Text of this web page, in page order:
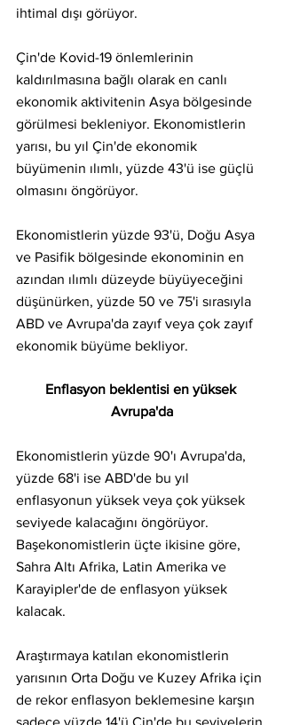
ihtimal dışı görüyor.
Çin'de Kovid-19 önlemlerinin
kaldırılmasına bağlı olarak en canlı
ekonomik aktivitenin Asya bölgesinde
görülmesi bekleniyor. Ekonomistlerin
yarısı, bu yıl Çin'de ekonomik
büyümenin ılımlı, yüzde 43'ü ise güçlü
olmasını öngörüyor.
Ekonomistlerin yüzde 93'ü, Doğu Asya
ve Pasifik bölgesinde ekonominin en
azından ılımlı düzeyde büyüyeceğini
düşünürken, yüzde 50 ve 75'i sırasıyla
ABD ve Avrupa'da zayıf veya çok zayıf
ekonomik büyüme bekliyor.
Enflasyon beklentisi en yüksek
Avrupa'da
Ekonomistlerin yüzde 90'ı Avrupa'da,
yüzde 68'i ise ABD'de bu yıl
enflasyonun yüksek veya çok yüksek
seviyede kalacağını öngörüyor.
Başekonomistlerin üçte ikisine göre,
Sahra Altı Afrika, Latin Amerika ve
Karayipler'de de enflasyon yüksek
kalacak.
Araştırmaya katılan ekonomistlerin
yarısının Orta Doğu ve Kuzey Afrika için
de rekor enflasyon beklemesine karşın
sadece yüzde 14'ü Çin'de bu seviyelerin